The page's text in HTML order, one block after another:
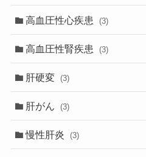
高血圧性心疾患 (3)
高血圧性腎疾患 (3)
肝硬変 (3)
肝がん (3)
慢性肝炎 (3)